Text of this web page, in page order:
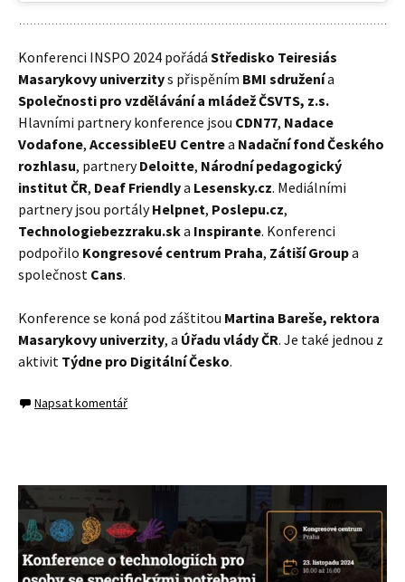
Konferenci INSPO 2024 pořádá Středisko Teiresiás
Masarykovy univerzitys přispěním BMI sdruženía
Společnosti pro vzdělávání a mládež ČSVTS, z.s.
Hlavními partnery konference jsou CDN77, Nadace
Vodafone, AccessibleEU Centrea Nadační fond Českého
rozhlasu, partneryDeloitte, Národní pedagogický
institut ČR, Deaf Friendlya Lesensky.cz. Mediálními
partnery jsou portályHelpnet, Poslepu.cz,
Technologiebezzraku.ska Inspirante. Konferenci
podpořilo Kongresové centrum Praha, Zátiší Groupa
společnost Cans.
Konference se koná pod záštitou Martina Bareše, rektora
Masarykovy univerzity, a Úřadu vlády ČR. Je také jednou z
aktivit Týdne pro Digitální Česko.
Napsat komentář